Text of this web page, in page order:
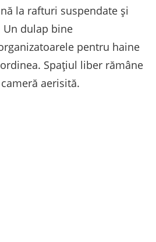
la rafturi suspendate și
Un dulap bine
pentru haine
Spațiul liber rămâne
aerisită.